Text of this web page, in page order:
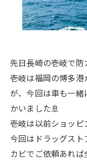
先日長崎の壱岐で防
壱岐は福岡の博多
が、今回は車も一
かいました🚢
壱岐は以前ショッピ
今回はドラッグスト
カビでご依頼あれば